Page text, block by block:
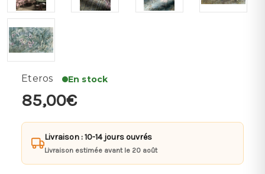
Eteros En stock
85,00€
Livraison : 10-14 jours ouvrés
Livraison estimée avant le 20 août